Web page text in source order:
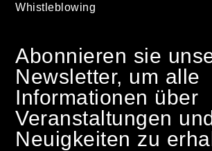
Whistleblowing
Abonnieren sie
Newsletter, um alle
Informationen über
Veranstaltungen
Neuigkeiten zu